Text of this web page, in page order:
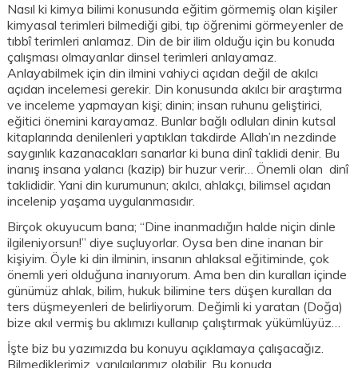
Nasıl ki kimya bilimi konusunda eğitim görmemiş olan kişiler
kimyasal terimleri bilmediği gibi, tıp öğrenimi görmeyenler de
tıbbî terimleri anlamaz. Din de bir ilim olduğu için bu konuda
çalışması olmayanlar dinsel terimleri anlayamaz.
Anlayabilmek için din ilmini vahiyci açıdan değil de akılcı
açıdan incelemesi gerekir. Din konusunda akılcı bir araştırma
ve inceleme yapmayan kişi; dinin; insan ruhunu geliştirici,
eğitici önemini karayamaz. Bunlar bağlı odluları dinin kutsal
kitaplarında denilenleri yaptıkları takdirde Allah’ın nezdinde
saygınlık kazanacakları sanarlar ki buna dinî taklidi denir. Bu
inanış insana yalancı (kazip) bir huzur verir… Önemli olan dinî
taklididir. Yani din kurumunun; akılcı, ahlakçı, bilimsel açıdan
incelenip yaşama uygulanmasıdır.
Birçok okuyucum bana; “Dine inanmadığın halde niçin dinle
ilgileniyorsun!” diye suçluyorlar. Oysa ben dine inanan bir
kişiyim. Öyle ki din ilminin, insanın ahlaksal eğitiminde, çok
önemli yeri olduğuna inanıyorum. Ama ben din kuralları içinde
günümüz ahlak, bilim, hukuk bilimine ters düşen kuralları da
ters düşmeyenleri de belirliyorum. Değimli ki yaratan (Doğa)
bize akıl vermiş bu aklımızı kullanıp çalıştırmak yükümlüyüz…
İşte biz bu yazımızda bu konuyu açıklamaya çalışacağız.
Bilmediklerimiz, yanılgılarımız olabilir. Bu konuda